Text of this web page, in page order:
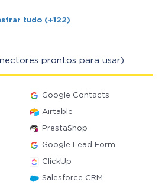
tudo (+122)
prontos para usar)
Google Contacts
Airtable
PrestaShop
Google Lead Form
ClickUp
Salesforce CRM